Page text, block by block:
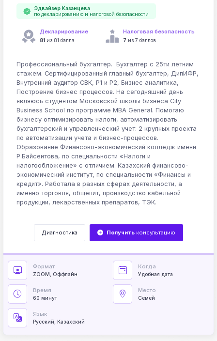
Эдвайзер Казанцева
по декларированию и налоговой безопасности
Декларирование
81 из 81 балла
Налоговая безопасность
7 из 7 баллов
Профессиональный бухгалтер. Бухгалтер с 25ти летним
стажем. Сертифицированный главный бухгалтер, ДипИФР,
Внутренний аудитор СВК, Р1 и Р2, Бизнес аналитика,
Построение бизнес процессов. На сегодняшний день
являюсь студентом Московской школы бизнеса City
Business School по программе MBA General. Помогаю
бизнесу оптимизировать налоги, автоматизировать
бухгалтерский и управленческий учет. 2 крупных проекта
по автоматизации учета и бизнес-процессов.
Образование Финансово-экономический колледж имени
Р.Байсеитова, по специальности «Налоги и
налогообложение» с отличием. Казахский финансово-
экономический институт, по специальности «Финансы и
кредит». Работала в разных сферах деятельности, а
именно торговля, общепит, производство кабельной
продукции, лекарственных препаратов, ТЭК.
Диагностика Получить консультацию
Формат
ZOOM, Оффлайн
Когда
Удобная дата
Время
60 минут
Место
Семей
Язык
Русский, Казахский